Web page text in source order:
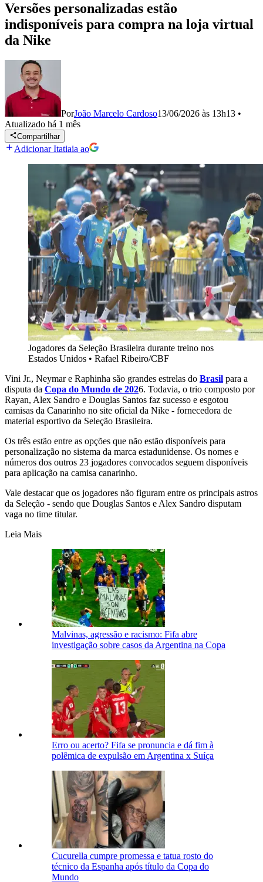
Versões personalizadas estão
indisponíveis para compra na loja virtual
da Nike
PorJoão Marcelo Cardoso13/06/2026 às 13h13 •
Atualizado há 1 mês
Compartilhar
Adicionar Itatiaia ao
Jogadores da Seleção Brasileira durante treino nos
Estados Unidos • Rafael Ribeiro/CBF
Vini Jr., Neymar e Raphinha são grandes estrelas do Brasil para a
disputa da Copa do Mundo de 2026. Todavia, o trio composto por
Rayan, Alex Sandro e Douglas Santos faz sucesso e esgotou
camisas da Canarinho no site oficial da Nike - fornecedora de
material esportivo da Seleção Brasileira.
Os três estão entre as opções que não estão disponíveis para
personalização no sistema da marca estadunidense. Os nomes e
números dos outros 23 jogadores convocados seguem disponíveis
para aplicação na camisa canarinho.
Vale destacar que os jogadores não figuram entre os principais astros
da Seleção - sendo que Douglas Santos e Alex Sandro disputam
vaga no time titular.
Leia Mais
Malvinas, agressão e racismo: Fifa abre
investigação sobre casos da Argentina na Copa
Erro ou acerto? Fifa se pronuncia e dá fim à
polêmica de expulsão em Argentina x Suíça
Cucurella cumpre promessa e tatua rosto do
técnico da Espanha após título da Copa do
Mundo